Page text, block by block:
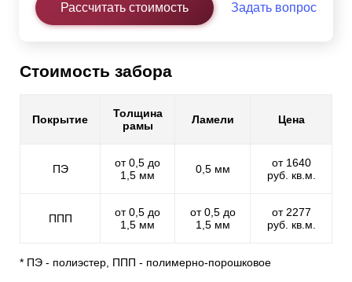
Рассчитать стоимость Задать вопрос
Стоимость забора
Покрытие
Толщина
рамы
Ламели Цена
ПЭ
от 0,5 до
1,5 мм
0,5 мм
от 1640
руб. кв.м.
ППП
от 0,5 до
1,5 мм
от 0,5 до
1,5 мм
от 2277
руб. кв.м.
* ПЭ - полиэстер, ППП - полимерно-порошковое